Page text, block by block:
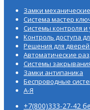
Замки
Система мастер
Системы контроля и
Контроль доступа
Решения для дверей
Автоматические
Системы
Замки антипаника
Беспроводные
А-Я
+7(800)333-27-42